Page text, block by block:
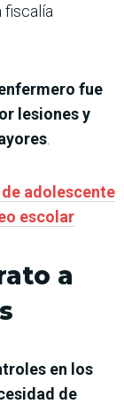
fiscalía
fue
lesiones y
de adolescente
escolar
a
en los
de